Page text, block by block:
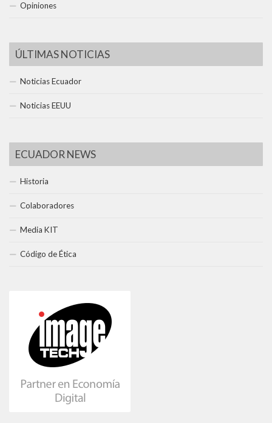
Opiniones
ÚLTIMAS NOTICIAS
Noticias Ecuador
Noticias EEUU
ECUADOR NEWS
Historia
Colaboradores
Media KIT
Código de Ética